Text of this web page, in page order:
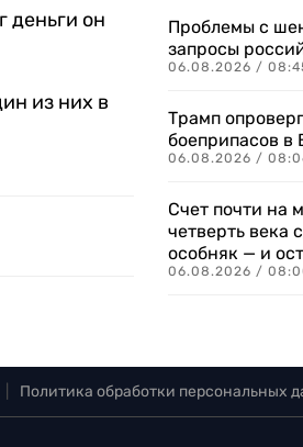
деньги он
из них в
Проблемы с
запросы
06.08.2026 /
Трамп
боеприпасов
06.08.2026 /
Счет почти на
четверть века
особняк — и
06.08.2026 /
Политика обработки персональных